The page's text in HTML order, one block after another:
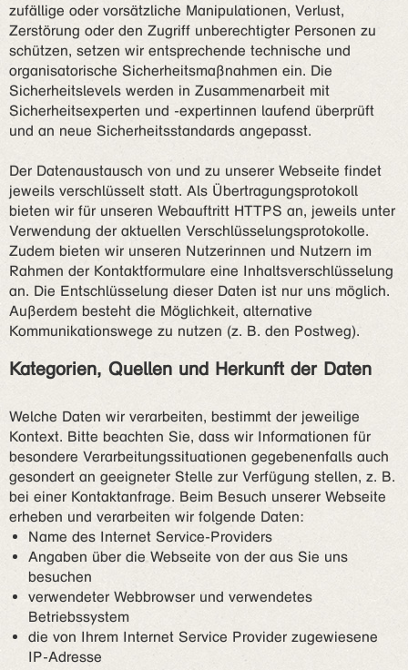
zufällige oder vorsätzliche Manipulationen, Verlust,
Zerstörung oder den Zugriff unberechtigter Personen zu
schützen, setzen wir entsprechende technische und
organisatorische Sicherheitsmaßnahmen ein. Die
Sicherheitslevels werden in Zusammenarbeit mit
Sicherheitsexperten und -expertinnen laufend überprüft
und an neue Sicherheitsstandards angepasst.
Der Datenaustausch von und zu unserer Webseite findet
jeweils verschlüsselt statt. Als Übertragungsprotokoll
bieten wir für unseren Webauftritt HTTPS an, jeweils unter
Verwendung der aktuellen Verschlüsselungsprotokolle.
Zudem bieten wir unseren Nutzerinnen und Nutzern im
Rahmen der Kontaktformulare eine Inhaltsverschlüsselung
an. Die Entschlüsselung dieser Daten ist nur uns möglich.
Außerdem besteht die Möglichkeit, alternative
Kommunikationswege zu nutzen (z. B. den Postweg).
Kategorien, Quellen und Herkunft der Daten
Welche Daten wir verarbeiten, bestimmt der jeweilige
Kontext. Bitte beachten Sie, dass wir Informationen für
besondere Verarbeitungssituationen gegebenenfalls auch
gesondert an geeigneter Stelle zur Verfügung stellen, z. B.
bei einer Kontaktanfrage. Beim Besuch unserer Webseite
erheben und verarbeiten wir folgende Daten:
Name des Internet Service-Providers
Angaben über die Webseite von der aus Sie uns
besuchen
verwendeter Webbrowser und verwendetes
Betriebssystem
die von Ihrem Internet Service Provider zugewiesene
IP-Adresse